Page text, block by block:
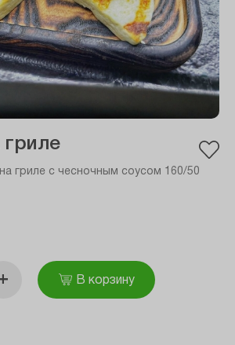
гриле
гриле с чесночным соусом 160/50
В корзину